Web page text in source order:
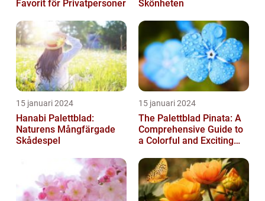
Favorit för Privatpersoner
Skönheten
15 januari 2024
Hanabi Palettblad:
Naturens Mångfärgade
Skådespel
15 januari 2024
The Palettblad Pinata: A
Comprehensive Guide to
a Colorful and Exciting